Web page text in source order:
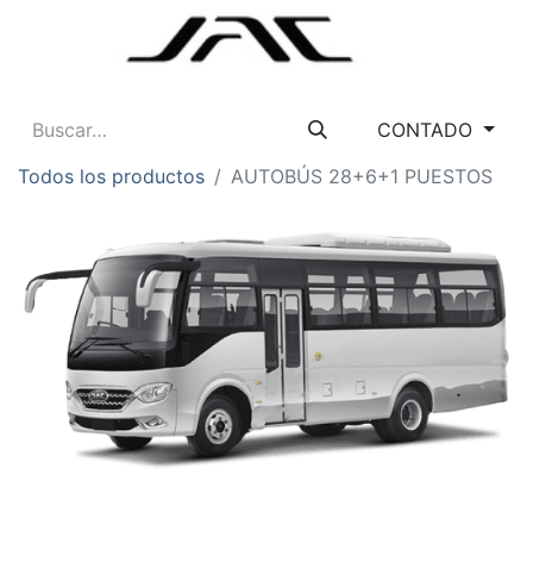
CONTADO
Todos los productos
AUTOBÚS 28+6+1 PUESTOS